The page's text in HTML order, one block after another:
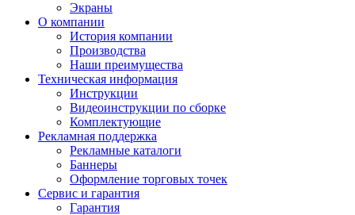
Экраны
О компании
История компании
Производства
Наши преимущества
Техническая информация
Инструкции
Видеоинструкции по сборке
Комплектующие
Рекламная поддержка
Рекламные каталоги
Баннеры
Оформление торговых точек
Сервис и гарантия
Гарантия